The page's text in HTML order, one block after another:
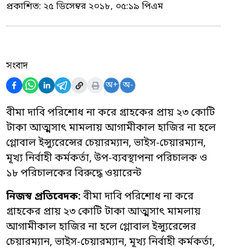
প্রকাশিত: ২৫ ডিসেম্বর ২০১৮, ০৫:১৯ পিএম
সংবাদ
অ+ অ-
বীমা দাবি পরিশোধ না করে গ্রাহকের প্রায় ২৩ কোটি
টাকা আত্মসাৎ মামলায় আগামীকাল হাজির না হলে
গ্লোবাল ইন্স্যুরেন্সের চেয়ারম্যান, ভাইস-চেয়ার‌ম্যান,
মূখ্য নির্বাহী কর্মকর্তা, উপ-ব্যবস্থাপনা পরিচালক ও
১৮ পরিচালকের বিরুদ্ধে ওয়ারেন্ট
নিজস্ব প্রতিবেদক:বীমা দাবি পরিশোধ না করে
গ্রাহকের প্রায় ২৩ কোটি টাকা আত্মসাৎ মামলায়
আগামীকাল হাজির না হলে গ্লোবাল ইন্স্যুরেন্সের
চেয়ারম্যান, ভাইস-চেয়ার‌ম্যান, মূখ্য নির্বাহী কর্মকর্তা,